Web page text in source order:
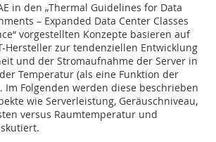
in den „Thermal Guide­lines for Data
– Expanded Data Center Classes
vorgestellten Konzepte basieren auf
Hersteller zur tendenziellen Entwicklung
und der Stromaufnahme der Server in
Temperatur (als eine Funktion der
Folgenden werden diese beschrieben
wie Serverleistung, Geräuschniveau,
versus Raumtemperatur und